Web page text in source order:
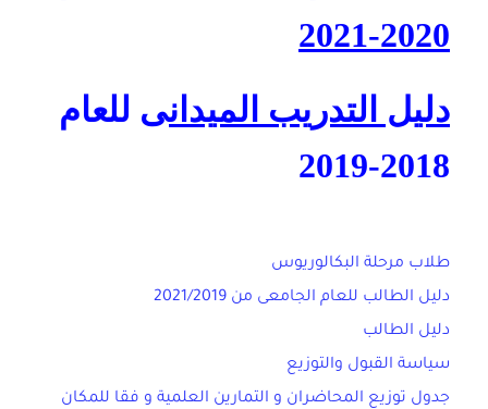
2020-2021
دليل التدريب الميدانى للعام
2018-2019
طلاب مرحلة البكالوريوس
دليل الطالب للعام الجامعى من 2021/2019
دليل الطالب
سياسة القبول والتوزيع
جدول توزيع المحاضران و التمارين العلمية و فقا للمكان